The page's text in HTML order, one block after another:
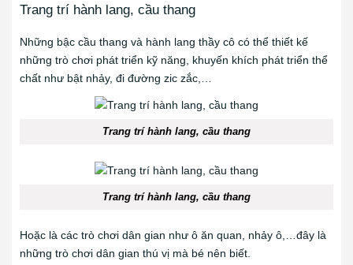
Trang trí hành lang, cầu thang
Những bậc cầu thang và hành lang thầy cô có thể thiết kế
những trò chơi phát triển kỹ năng, khuyến khích phát triển thể
chất như bật nhảy, đi đường zic zắc,…
Trang trí hành lang, cầu thang
Trang trí hành lang, cầu thang
Hoặc là các trò chơi dân gian như ô ăn quan, nhảy ô,…đây là
những trò chơi dân gian thú vị mà bé nên biết.